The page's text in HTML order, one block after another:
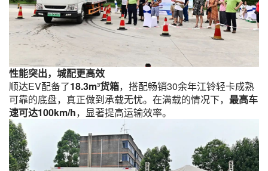
性能突出，城配更高效
顺达EV配备了18.3m³货箱，搭配畅销30余年江铃轻卡成熟
可靠的底盘，真正做到承载无忧。在满载的情况下， 最高车
速可达100km/h，显著提高运输效率。